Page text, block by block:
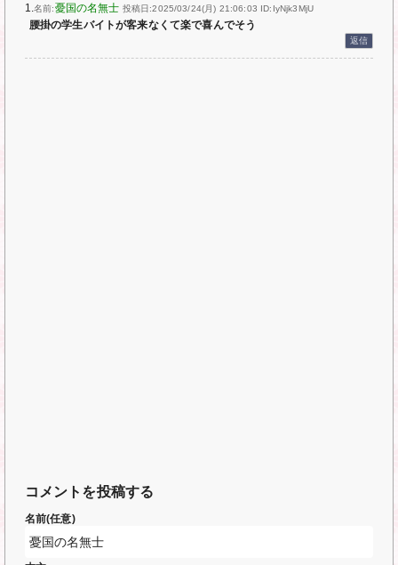
1.名前:憂国の名無士 投稿日:2025/03/24(月) 21:06:03 ID:IyNjk3MjU
腰掛の学生バイトが客来なくて楽で喜んでそう
返信
コメントを投稿する
名前(任意)